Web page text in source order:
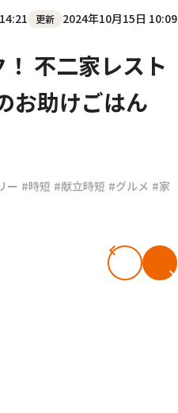
#マタニティニュース
更新 2024年10月15日 10:09
不二家レスト
お助けごはん
ー #時短 #献立時短 #グルメ #家